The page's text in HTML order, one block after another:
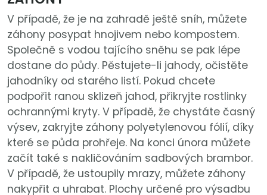
V případě, že je na zahradě ještě sníh, můžete
záhony posypat hnojivem nebo kompostem.
Společně s vodou tajícího sněhu se pak lépe
dostane do půdy. Pěstujete-li jahody, očistěte
jahodníky od starého listí. Pokud chcete
podpořit ranou sklizeň jahod, přikryjte rostlinky
ochrannými kryty. V případě, že chystáte časný
výsev, zakryjte záhony polyetylenovou fólií, díky
které se půda prohřeje. Na konci února můžete
začít také s nakličováním sadbových brambor.
V případě, že ustoupily mrazy, můžete záhony
nakypřit a uhrabat. Plochy určené pro výsadbu